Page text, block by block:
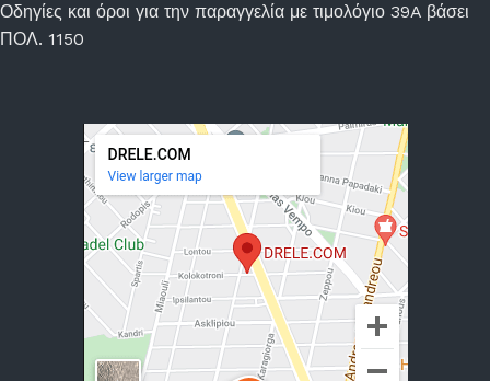
Οδηγίες και όροι για την παραγγελία με τιμολόγιο 39A βάσει
ΠΟΛ. 1150